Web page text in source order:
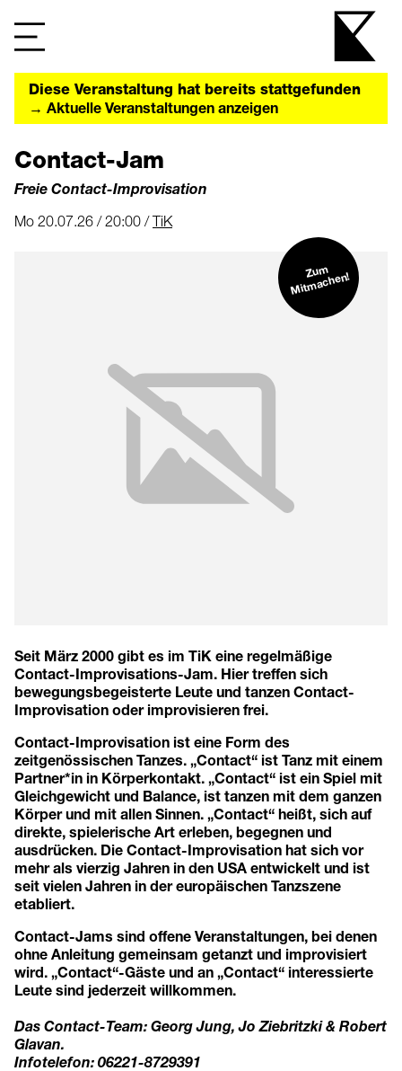
Diese Veranstaltung hat bereits stattgefunden
→ Aktuelle Veranstaltungen anzeigen
Contact-Jam
Freie Contact-Improvisation
Mo 20.07.26 / 20:00 /TiK
Zu
m
Mit
machen!
Seit März 2000 gibt es im TiK eine regelmäßige
Contact-Improvisations-Jam. Hier treffen sich
bewegungsbegeisterte Leute und tanzen Contact-
Improvisation oder improvisieren frei.
Contact-Improvisation ist eine Form des
zeitgenössischen Tanzes. „Contact“ ist Tanz mit einem
Partner*in in Körperkontakt. „Contact“ ist ein Spiel mit
Gleichgewicht und Balance, ist tanzen mit dem ganzen
Körper und mit allen Sinnen. „Contact“ heißt, sich auf
direkte, spielerische Art erleben, begegnen und
ausdrücken. Die Contact-Improvisation hat sich vor
mehr als vierzig Jahren in den USA entwickelt und ist
seit vielen Jahren in der europäischen Tanzszene
etabliert.
Contact-Jams sind offene Veranstaltungen, bei denen
ohne Anleitung gemeinsam getanzt und improvisiert
wird. „Contact“-Gäste und an „Contact“ interessierte
Leute sind jederzeit willkommen.
Das Contact-Team: Georg Jung, Jo Ziebritzki & Robert
Glavan.
Infotelefon: 06221-8729391